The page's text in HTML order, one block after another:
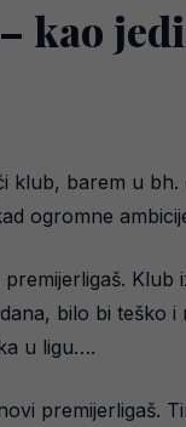
kao
klub, barem u
ogromne
Klub
bilo bi teško
u ligu….
premijerligaš.